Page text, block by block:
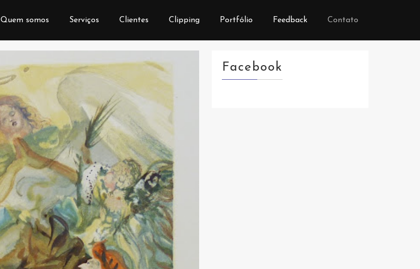
Quem somos Serviços Clientes Clipping Portfólio Feedback Contato
Facebook